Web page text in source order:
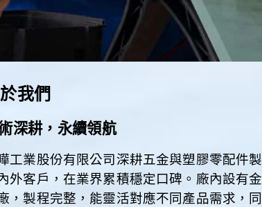
我們
深耕，永續領航
工業股份有限公司深耕五金與塑膠零配件
外客戶，在業界累積穩定口碑。廠內設有
，製程完整，能靈活對應不同產品需求，